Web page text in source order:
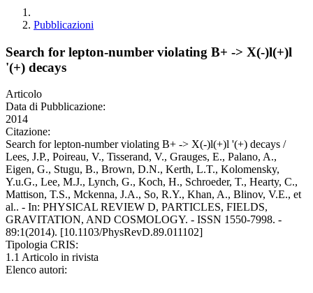
Pubblicazioni
Search for lepton-number violating B+ -> X(-)l(+)l
'(+) decays
Articolo
Data di Pubblicazione:
2014
Citazione:
Search for lepton-number violating B+ -> X(-)l(+)l '(+) decays /
Lees, J.P., Poireau, V., Tisserand, V., Grauges, E., Palano, A.,
Eigen, G., Stugu, B., Brown, D.N., Kerth, L.T., Kolomensky,
Y.u.G., Lee, M.J., Lynch, G., Koch, H., Schroeder, T., Hearty, C.,
Mattison, T.S., Mckenna, J.A., So, R.Y., Khan, A., Blinov, V.E., et
al.. - In: PHYSICAL REVIEW D, PARTICLES, FIELDS,
GRAVITATION, AND COSMOLOGY. - ISSN 1550-7998. -
89:1(2014). [10.1103/PhysRevD.89.011102]
Tipologia CRIS:
1.1 Articolo in rivista
Elenco autori: